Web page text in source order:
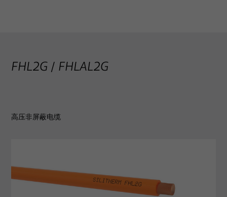
FHL2G / FHLAL2G
高压非屏蔽电缆